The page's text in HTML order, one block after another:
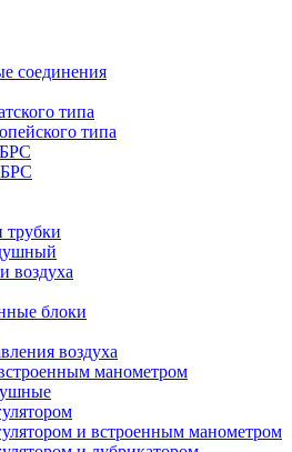
соединения
типа
типа
БРС
трубки
воздуха
блоки
воздуха
манометром
и встроенным манометром